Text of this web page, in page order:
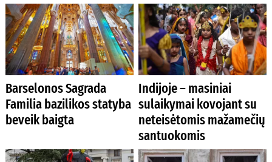
Barselonos Sagrada
Familia bazilikos statyba
beveik baigta
Indijoje – masiniai
sulaikymai kovojant su
neteisėtomis mažamečių
santuokomis